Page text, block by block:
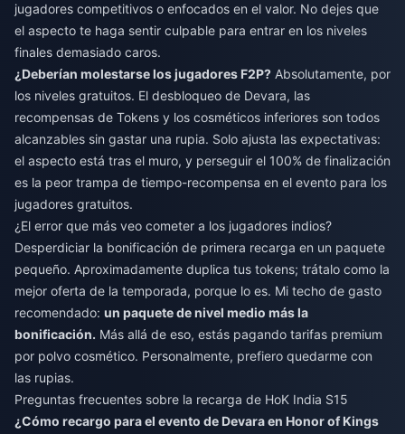
jugadores competitivos o enfocados en el valor. No dejes que
el aspecto te haga sentir culpable para entrar en los niveles
finales demasiado caros.
¿Deberían molestarse los jugadores F2P? Absolutamente, por
los niveles gratuitos. El desbloqueo de Devara, las
recompensas de Tokens y los cosméticos inferiores son todos
alcanzables sin gastar una rupia. Solo ajusta las expectativas:
el aspecto está tras el muro, y perseguir el 100% de finalización
es la peor trampa de tiempo-recompensa en el evento para los
jugadores gratuitos.
¿El error que más veo cometer a los jugadores indios?
Desperdiciar la bonificación de primera recarga en un paquete
pequeño. Aproximadamente duplica tus tokens; trátalo como la
mejor oferta de la temporada, porque lo es. Mi techo de gasto
recomendado: un paquete de nivel medio más la
bonificación. Más allá de eso, estás pagando tarifas premium
por polvo cosmético. Personalmente, prefiero quedarme con
las rupias.
Preguntas frecuentes sobre la recarga de HoK India S15
¿Cómo recargo para el evento de Devara en Honor of Kings